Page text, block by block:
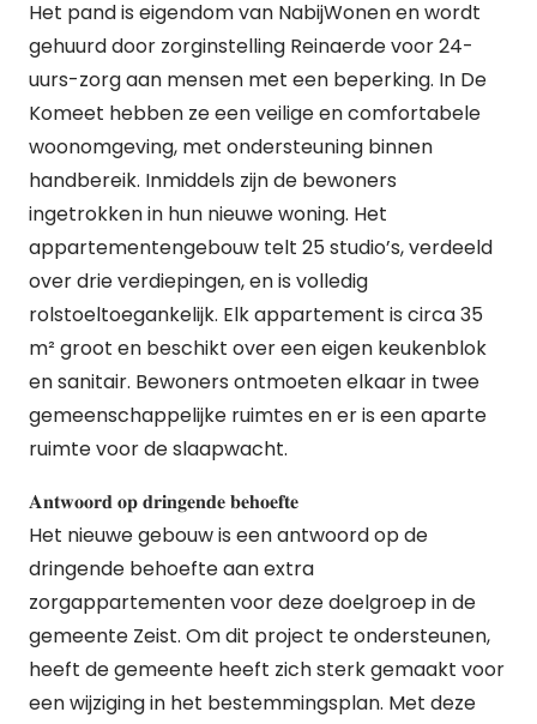
Het pand is eigendom van NabijWonen en wordt
gehuurd door zorginstelling Reinaerde voor 24-
uurs-zorg aan mensen met een beperking. In De
Komeet hebben ze een veilige en comfortabele
woonomgeving, met ondersteuning binnen
handbereik. Inmiddels zijn de bewoners
ingetrokken in hun nieuwe woning. Het
appartementengebouw telt 25 studio’s, verdeeld
over drie verdiepingen, en is volledig
rolstoeltoegankelijk. Elk appartement is circa 35
m² groot en beschikt over een eigen keukenblok
en sanitair. Bewoners ontmoeten elkaar in twee
gemeenschappelijke ruimtes en er is een aparte
ruimte voor de slaapwacht.
𝐀𝐧𝐭𝐰𝐨𝐨𝐫𝐝 𝐨𝐩 𝐝𝐫𝐢𝐧𝐠𝐞𝐧𝐝𝐞 𝐛𝐞𝐡𝐨𝐞𝐟𝐭𝐞
Het nieuwe gebouw is een antwoord op de
dringende behoefte aan extra
zorgappartementen voor deze doelgroep in de
gemeente Zeist. Om dit project te ondersteunen,
heeft de gemeente heeft zich sterk gemaakt voor
een wijziging in het bestemmingsplan. Met deze